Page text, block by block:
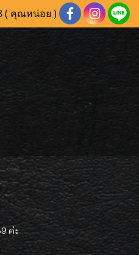
( คุณหน่อย )
ค่ะ